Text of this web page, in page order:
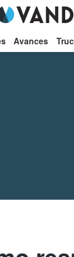
Avances